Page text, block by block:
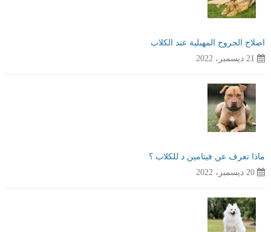
اصلاح الجروح المهبلية عند الكلاب
21 ديسمبر، 2022
ماذا تعرف عن فيتامين د للكلاب ؟
20 ديسمبر، 2022